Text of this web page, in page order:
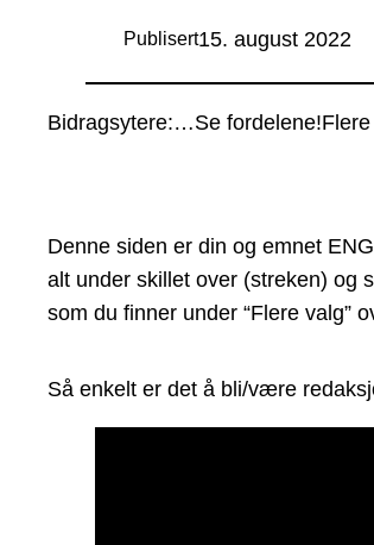
Publisert15. august 2022
Bidragsytere:…Se fordelene!
Denne siden er din og emnet
alt under skillet over (streken) og
som du finner under “Flere valg”
Så enkelt er det å bli/være